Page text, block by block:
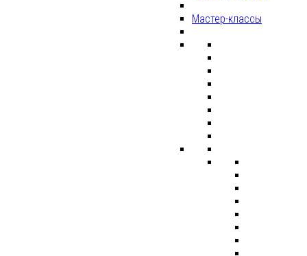
Мастер-классы